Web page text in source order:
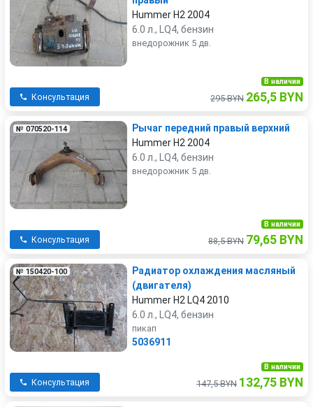
Hummer H2 2004
6.0 л., LQ4, бензин
внедорожник 5 дв.
Консультация
В наличии
295 BYN 265,5 BYN
№ 070520-114
Рычаг передний правый верхний
Hummer H2 2004
6.0 л., LQ4, бензин
внедорожник 5 дв.
Консультация
В наличии
88,5 BYN 79,65 BYN
№ 150420-100
Радиатор охлаждения масляный
(двигателя)
Hummer H2 LQ4 2010
6.0 л., LQ4, бензин
пикап
5036911
Консультация
В наличии
147,5 BYN 132,75 BYN